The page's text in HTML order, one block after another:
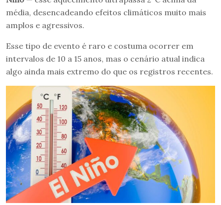
média, desencadeando efeitos climáticos muito mais
amplos e agressivos.
Esse tipo de evento é raro e costuma ocorrer em
intervalos de 10 a 15 anos, mas o cenário atual indica
algo ainda mais extremo do que os registros recentes.